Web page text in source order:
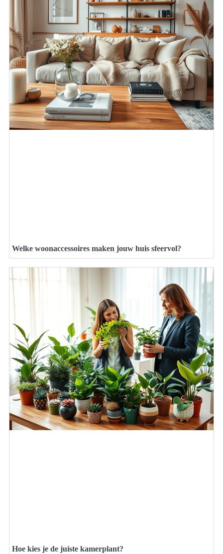
Welke woonaccessoires maken jouw huis sfeervol?
Hoe kies je de juiste kamerplant?